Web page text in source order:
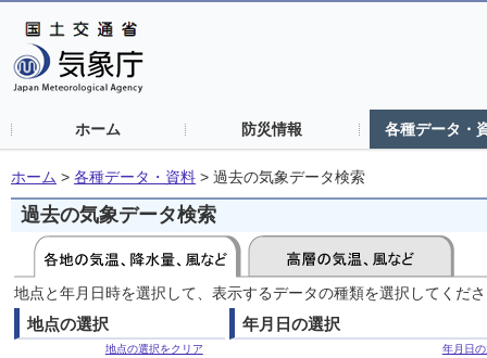
ホーム 防災情報 各種データ・
ホーム > 各種データ・資料 > 過去の気象データ検索
過去の気象データ検索
地点と年月日時を選択して、表示するデータの種類を選択してくだ
地点の選択
地点の選択をクリア
年月日の選択
年月日